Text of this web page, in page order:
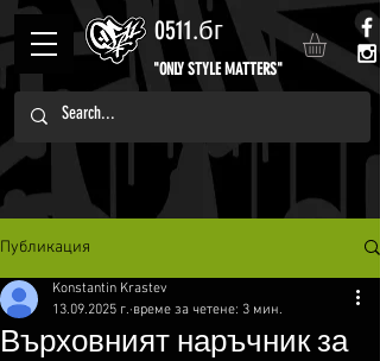
0511.бг
"ONLY STYLE MATTERS"
Публикация
Върховният наръчник за
Konstantin Krastev
13.09.2025 г. време за четене: 3 мин.